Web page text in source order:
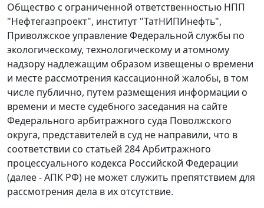
Общество с ограниченной ответственностью НПП
"Нефтегазпроект", институт "ТатНИПИнефть",
Приволжское управление Федеральной службы по
экологическому, технологическому и атомному
надзору надлежащим образом извещены о времени
и месте рассмотрения кассационной жалобы, в том
числе публично, путем размещения информации о
времени и месте судебного заседания на сайте
Федерального арбитражного суда Поволжского
округа, представителей в суд не направили, что в
соответствии со статьей 284Арбитражного
процессуального кодекса Российской Федерации
(далее - АПК РФ) не может служить препятствием для
рассмотрения дела в их отсутствие.